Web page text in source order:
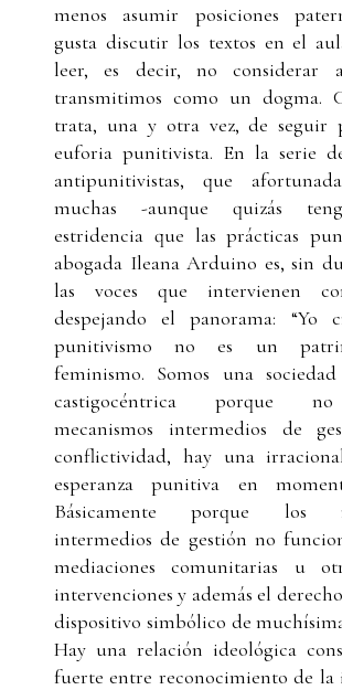
menos asumir posiciones
gusta discutir los textos en el
leer, es decir, no considerar
transmitimos como un dogma.
trata, una y otra vez, de seguir
euforia punitivista. En la serie
antipunitivistas, que
muchas -aunque quizás
estridencia que las prácticas
abogada Ileana Arduino es, sin
las voces que intervienen
despejando el panorama: “Yo
punitivismo no es un
feminismo. Somos una
castigocéntrica porque
mecanismos intermedios de
conflictividad, hay una
esperanza punitiva en
Básicamente porque los
intermedios de gestión no
mediaciones comunitarias u
intervenciones y además el
dispositivo simbólico de
Hay una relación ideológica
fuerte entre reconocimiento de la